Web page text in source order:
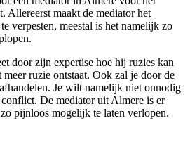
Allereerst maakt de mediator het
verpesten, meestal is het namelijk zo
door zijn expertise hoe hij ruzies kan
meer ruzie ontstaat. Ook zal je door de
Je wilt namelijk niet onnodig
De mediator uit Almere is er
pijnloos mogelijk te laten verlopen.